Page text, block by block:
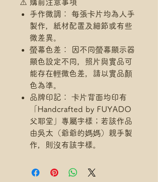
⚠️ 購前注意事項
手作微調： 每張卡片均為人手
製作，紙材配置及細節或有些
微差異。
螢幕色差： 因不同螢幕顯示器
顯色設定不同，照片與實品可
能存在輕微色差，請以實品顏
色為準。
品牌印記： 卡片背面均印有
「Handcrafted by FUYADO
父耶堂」專屬字樣；若該作品
由吳太（爺爺的媽媽）親手製
作，則沒有該字樣。